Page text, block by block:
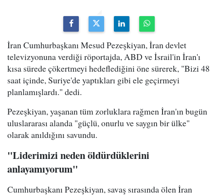
İran Cumhurbaşkanı Mesud Pezeşkiyan, İran devlet
televizyonuna verdiği röportajda, ABD ve İsrail'in İran'ı
kısa sürede çökertmeyi hedeflediğini öne sürerek, "Bizi 48
saat içinde, Suriye'de yaptıkları gibi ele geçirmeyi
planlamışlardı." dedi.
Pezeşkiyan, yaşanan tüm zorluklara rağmen İran'ın bugün
uluslararası alanda "güçlü, onurlu ve saygın bir ülke"
olarak anıldığını savundu.
"Liderimizi neden öldürdüklerini
anlayamıyorum"
Cumhurbaşkanı Pezeşkiyan, savaş sırasında ölen İran